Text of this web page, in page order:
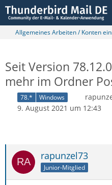
Allgemeines Arbeiten / Konten
Seit Version
mehr im Ordner
78.* Windows
9. August 2021 um 12:43
rapunzel73
Junior-Mitglied